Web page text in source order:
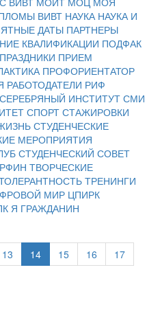
ВИВТ НАУКА НАУКА И
ДАТЫ ПАРТНЕРЫ
КВАЛИФИКАЦИИ ПОДФАК
ПРАЗДНИКИ ПРИЕМ
ПРОФОРИЕНТАТОР
РАБОТОДАТЕЛИ РИФ
СЕРЕБРЯНЫЙ ИНСТИТУТ СМИ
СПОРТ СТАЖИРОВКИ
СТУДЕНЧЕСКИЕ
МЕРОПРИЯТИЯ
СТУДЕНЧЕСКИЙ СОВЕТ
ТВОРЧЕСКИЕ
ТРЕНИНГИ
МИР ЦПИРК
Я ГРАЖДАНИН
13 14 15 16
17